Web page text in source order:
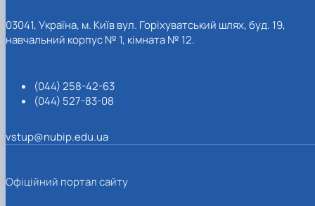
03041, Україна, м. Київ вул. Горіхуватський шлях, буд. 19,
навчальний корпус № 1, кімната № 12.
(044) 258-42-63
(044) 527-83-08
vstup@nubip.edu.ua
Офіційний портал сайту